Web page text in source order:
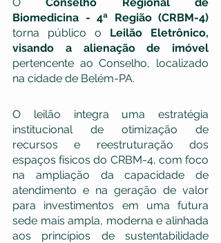
Biomedicina - 4ª Região (CRBM-4)
torna público o Leilão Eletrônico,
pertencente ao Conselho, localizado
na cidade de Belém-PA.
O leilão integra uma estratégia
institucional de otimização de
recursos e reestruturação dos
espaços físicos do CRBM-4, com foco
na ampliação da capacidade de
atendimento e na geração de valor
para investimentos em uma futura
sede mais ampla, moderna e alinhada
aos princípios de sustentabilidade